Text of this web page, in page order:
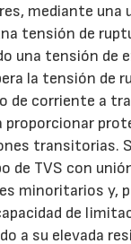
mediante una
tensión de
una tensión de
la tensión de
de corriente a
proporcionar
transitorias.
de TVS con
minoritarios y,
de
a su elevada